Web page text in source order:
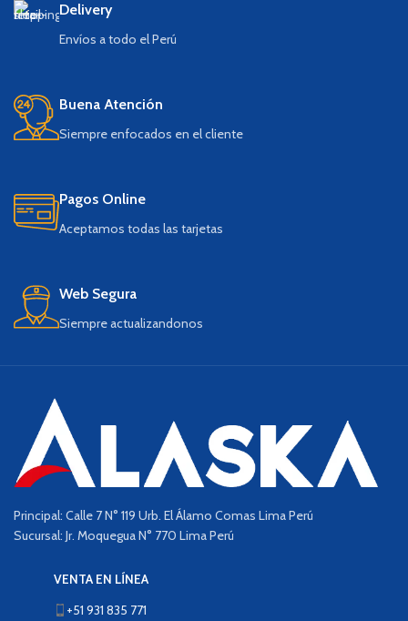
Delivery
Envíos a todo el Perú
Buena Atención
Siempre enfocados en el cliente
Pagos Online
Aceptamos todas las tarjetas
Web Segura
Siempre actualizandonos
Principal: Calle 7 N° 119 Urb. El Álamo Comas Lima Perú
Sucursal: Jr. Moquegua N° 770 Lima Perú
VENTA EN LÍNEA
+51 931 835 771